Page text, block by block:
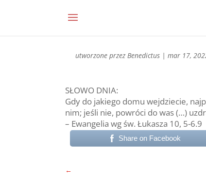
utworzone przezBenedictus |mar 17,
SŁOWO DNIA:
Gdy do jakiego domu wejdziecie,
nim; jeśli nie, powróci do was (…)
– Ewangelia wg św. Łukasza 10, 5-6.9
Share on Facebook
←